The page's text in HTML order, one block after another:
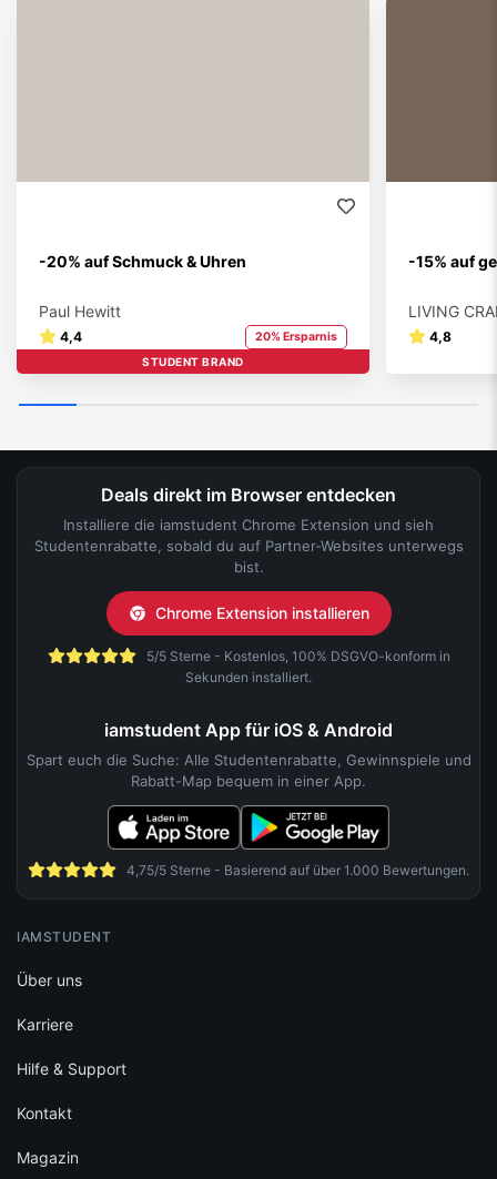
-20% auf Schmuck & Uhren
Paul Hewitt
4,4 20% Ersparnis
STUDENT BRAND
-15% auf
LIVING
4,8
Deals direkt im Browser entdecken
Installiere die iamstudent Chrome Extension und sieh
Studentenrabatte, sobald du auf Partner-Websites unterwegs
bist.
Chrome Extension installieren
5/5 Sterne - Kostenlos, 100% DSGVO-konform in
Sekunden installiert.
iamstudent App für iOS & Android
Spart euch die Suche: Alle Studentenrabatte, Gewinnspiele und
Rabatt-Map bequem in einer App.
4,75/5 Sterne - Basierend auf über 1.000 Bewertungen.
IAMSTUDENT
Über uns
Karriere
Hilfe & Support
Kontakt
Magazin